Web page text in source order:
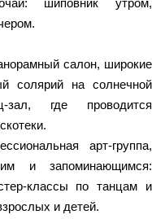
шиповник утром,
салон, широкие
солярий на солнечной
где проводится
арт-группа,
и запоминающимся:
классы по танцам и
и детей.